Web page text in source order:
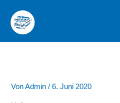
Inhalt
springen
VonAdmin/6. Juni 2020